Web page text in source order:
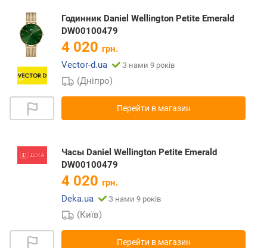
Годинник Daniel Wellington Petite Emerald
DW00100479
4 020 грн.
Vector-d.ua
З нами 9 років
(Дніпро)
Перейти в магазин
Часы Daniel Wellington Petite Emerald
DW00100479
4 020 грн.
Deka.ua
З нами 9 років
(Київ)
Перейти в магазин